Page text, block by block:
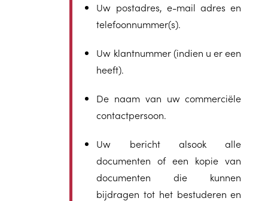
Uw postadres, e-mail adres en
telefoonnummer(s).
Uw klantnummer (indien u er een
heeft).
De naam van uw commerciële
contactpersoon.
Uw bericht alsook alle
documenten of een kopie van
documenten die kunnen
bijdragen tot het bestuderen en